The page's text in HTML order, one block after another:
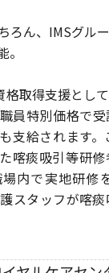
ろん、IMSグル
格取得支援とし
職員特別価格で
支給されます。
喀痰吸引等研
内で実地研修
スタッフが喀